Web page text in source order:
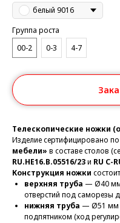
белый 9016
Группа роста
00-2
0-3 4-7
Телескопические ножки
Изделие сертифицировано по
мебели» в составе столов
RU.HE16.B.05516/23и RU C-
Конструкция ножки
верхняя труба — Ø40
отверстий под саморезы
нижняя труба — Ø51 мм
подпятником (ход